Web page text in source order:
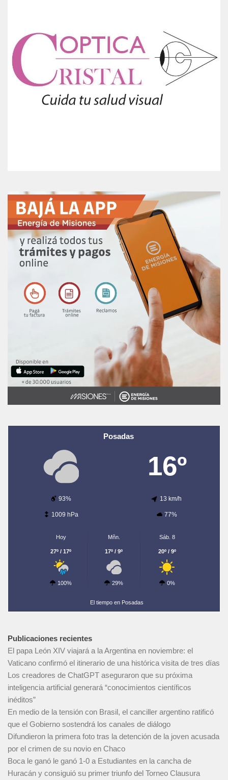
Posadas
16º
93% 13 km/h
1009 hPa 77%
Hoy
27º / 17º
100%
Mñn.
17º / 9º
29%
Sáb. 8
20º / 9º
0%
El tiempo en Posadas
Publicaciones recientes
El papa León XIV viajará a la Argentina en noviembre: el
Vaticano confirmó el itinerario de una histórica visita de tres días
Los creadores de ChatGPT aseguraron que su próxima
inteligencia artificial generará “conocimientos científicos
inéditos”
En medio de la tensión con Brasil, el canciller argentino ratificó
que el Gobierno sostendrá los canales de diálogo
Difundieron la primera foto tras la detención de la joven acusada
por el crimen de su novio en Chaco
Boca le ganó le ganó 1-0 a Estudiantes en la cancha de
Huracán y consiguió su primer triunfo del Torneo Clausura